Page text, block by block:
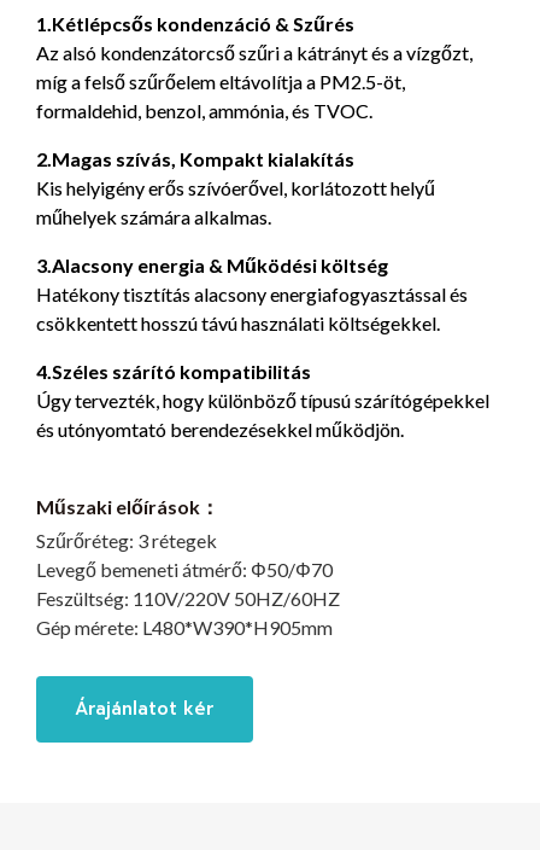
1.Kétlépcsős kondenzáció & Szűrés
Az alsó kondenzátorcső szűri a kátrányt és a vízgőzt,
míg a felső szűrőelem eltávolítja a PM2.5-öt,
formaldehid, benzol, ammónia, és TVOC.
2.Magas szívás, Kompakt kialakítás
Kis helyigény erős szívóerővel, korlátozott helyű
műhelyek számára alkalmas.
3.Alacsony energia & Működési költség
Hatékony tisztítás alacsony energiafogyasztással és
csökkentett hosszú távú használati költségekkel.
4.Széles szárító kompatibilitás
Úgy tervezték, hogy különböző típusú szárítógépekkel
és utónyomtató berendezésekkel működjön.
Műszaki előírások：
Szűrőréteg: 3 rétegek
Levegő bemeneti átmérő: Φ50/Φ70
Feszültség: 110V/220V 50HZ/60HZ
Gép mérete: L480*W390*H905mm
Árajánlatot kér